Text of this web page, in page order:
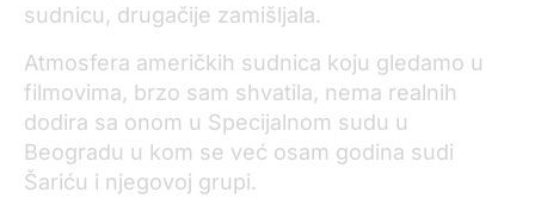
sudnicu, drugačije zamišljala.
Atmosfera američkih sudnica koju gledamo u
filmovima, brzo sam shvatila, nema realnih
dodira sa onom u Specijalnom sudu u
Beogradu u kom se već osam godina sudi
Šariću i njegovoj grupi.